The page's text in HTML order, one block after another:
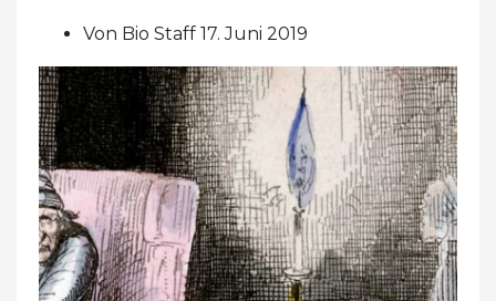
Von Bio Staff 17. Juni 2019